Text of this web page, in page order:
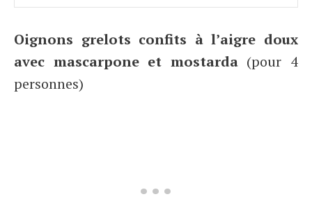
Oignons grelots confits à l’aigre doux
avec mascarpone et mostarda(pour 4
personnes)